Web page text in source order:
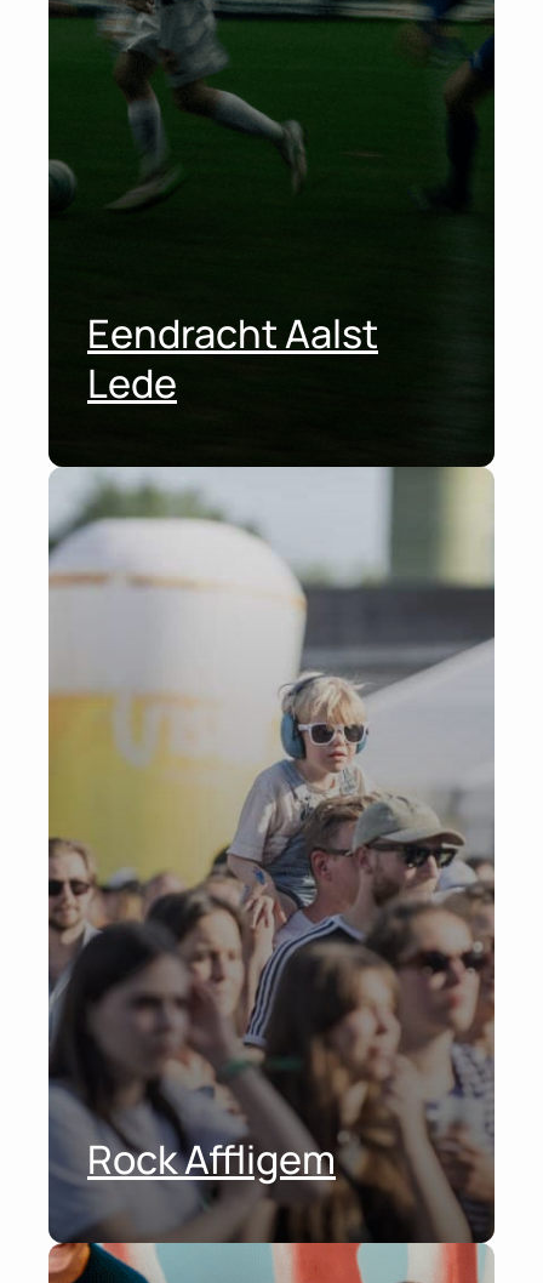
Eendracht Aalst
Lede
Rock Affligem